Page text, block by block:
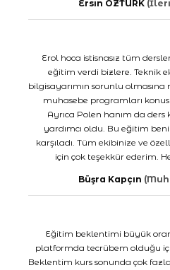
Ersin ÖZTÜRK
Erol hoca istisnasız tüm
eğitim verdi bizlere. Teknik
bilgisayarımın sorunlu
muhasebe programları
Ayrıca Polen hanım da ders
yardımcı oldu. Bu eğitim
karşıladı. Tüm ekibinize ve
için çok teşekkür ederim.
Büşra Kapçın
Eğitim beklentimi büyük
platformda tecrübem olduğu
Beklentim kurs sonunda çok